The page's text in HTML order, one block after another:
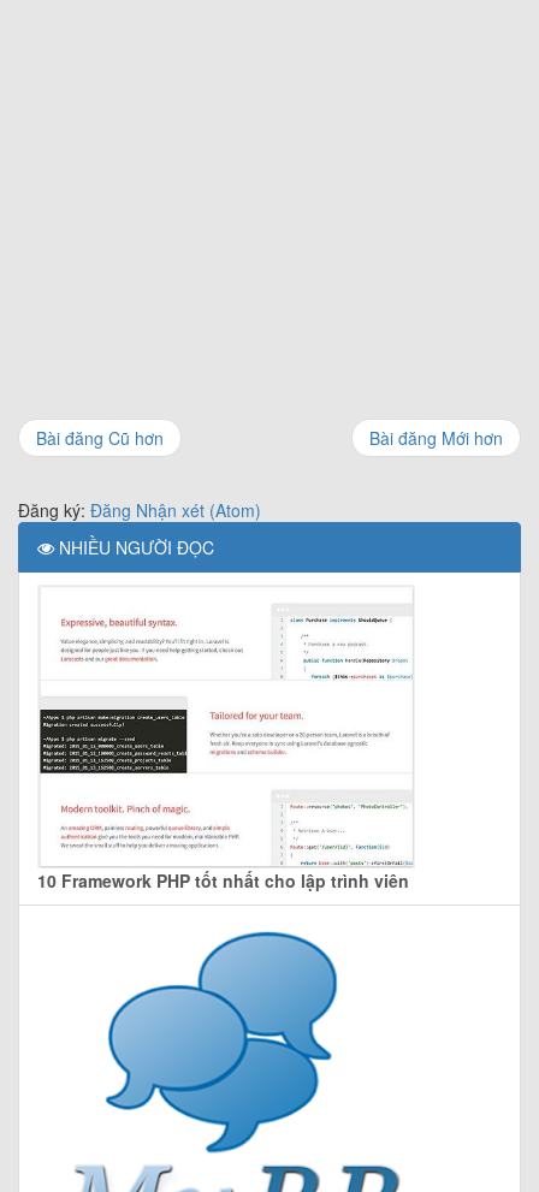
Bài đăng Mới hơn
Bài đăng Cũ hơn
Đăng ký: Đăng Nhận xét (Atom)
NHIỀU NGƯỜI ĐỌC
10 Framework PHP tốt nhất cho lập trình viên